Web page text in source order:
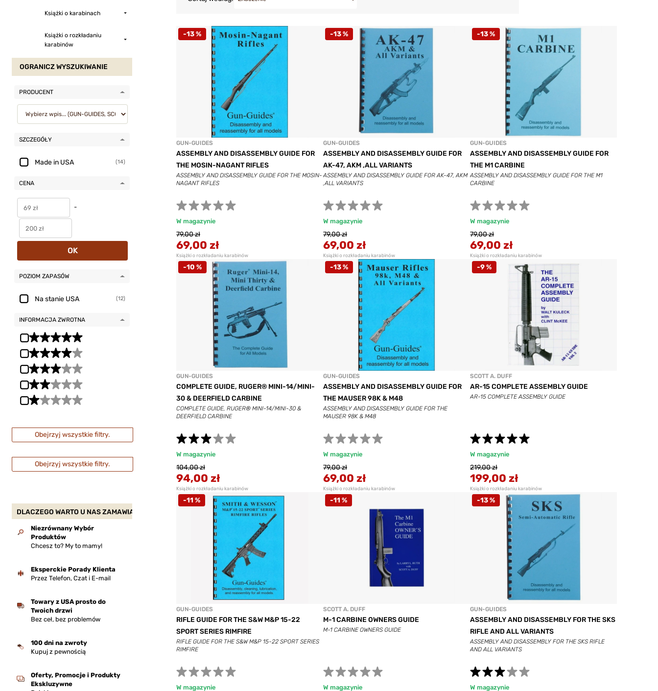
-13 %
GUN-GUIDES
ASSEMBLY AND DISASSEMBLY GUIDE FOR
THE MOSIN-NAGANT RIFLES
ASSEMBLY AND DISASSEMBLY GUIDE FOR THE MOSIN-
NAGANT RIFLES
Książki o rozkładaniu karabinów
W magazynie
79,00 zł
69,00 zł
-13 %
GUN-GUIDES
ASSEMBLY AND DISASSEMBLY GUIDE FOR
AK-47, AKM ,ALL VARIANTS
ASSEMBLY AND DISASSEMBLY GUIDE FOR AK-47, AKM
,ALL VARIANTS
Książki o rozkładaniu karabinów
W magazynie
79,00 zł
69,00 zł
-13 %
GUN-GUIDES
ASSEMBLY AND DISASSEMBLY GUIDE FOR
THE M1 CARBINE
ASSEMBLY AND DISASSEMBLY GUIDE FOR THE M1
CARBINE
Książki o rozkładaniu karabinów
W magazynie
79,00 zł
69,00 zł
-10 %
GUN-GUIDES
COMPLETE GUIDE, RUGER® MINI-14/MINI-
30 & DEERFIELD CARBINE
COMPLETE GUIDE, RUGER® MINI-14/MINI-30 &
DEERFIELD CARBINE
Książki o rozkładaniu karabinów
W magazynie
104,00 zł
94,00 zł
-13 %
GUN-GUIDES
ASSEMBLY AND DISASSEMBLY GUIDE FOR
THE MAUSER 98K & M48
ASSEMBLY AND DISASSEMBLY GUIDE FOR THE
MAUSER 98K & M48
Książki o rozkładaniu karabinów
W magazynie
79,00 zł
69,00 zł
-9 %
SCOTT A. DUFF
AR-15 COMPLETE ASSEMBLY GUIDE
AR-15 COMPLETE ASSEMBLY GUIDE
Książki o rozkładaniu karabinów
W magazynie
219,00 zł
199,00 zł
-11 %
GUN-GUIDES
RIFLE GUIDE FOR THE S&W M&P 15-22
SPORT SERIES RIMFIRE
RIFLE GUIDE FOR THE S&W M&P 15-22 SPORT SERIES
RIMFIRE
W magazynie
-11 %
SCOTT A. DUFF
M-1 CARBINE OWNERS GUIDE
M-1 CARBINE OWNERS GUIDE
W magazynie
-13 %
GUN-GUIDES
ASSEMBLY AND DISASSEMBLY FOR THE SKS
RIFLE AND ALL VARIANTS
ASSEMBLY AND DISASSEMBLY FOR THE SKS RIFLE
AND ALL VARIANTS
W magazynie
Książki o karabinach
Książki o rozkładaniu
karabinów
OGRANICZ WYSZUKIWANIE
PRODUCENT
SZCZEGÓŁY
Made in USA (14)
CENA
-
OK
POZIOM ZAPASÓW
Na stanie USA (12)
INFORMACJA ZWROTNA
Obejrzyj wszystkie filtry.
Obejrzyj wszystkie filtry.
DLACZEGO WARTO U NAS ZAMAWIAĆ?
Niezrównany Wybór
Produktów
Chcesz to? My to mamy!
Eksperckie Porady Klienta
Przez Telefon, Czat i E-mail
Towary z USA prosto do
Twoich drzwi
Bez ceł, bez problemów
100 dni na zwroty
Kupuj z pewnością
Oferty, Promocje i Produkty
Ekskluzywne